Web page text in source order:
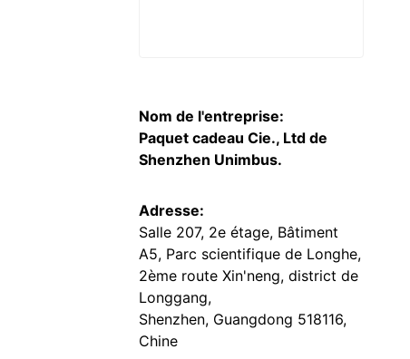
Nom de l'entreprise:
Paquet cadeau Cie., Ltd de
Shenzhen Unimbus.
Adresse:
Salle 207, 2e étage, Bâtiment
A5, Parc scientifique de Longhe,
2ème route Xin'neng, district de
Longgang,
Shenzhen, Guangdong 518116,
Chine